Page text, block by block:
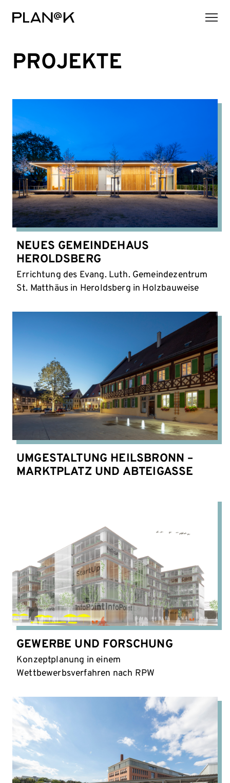
PROJEKTE
NEUES GEMEINDEHAUS
HEROLDSBERG
Errichtung des Evang. Luth. Gemeindezentrum
St. Matthäus in Heroldsberg in Holzbauweise
UMGESTALTUNG HEILSBRONN –
MARKTPLATZ UND ABTEIGASSE
GEWERBE UND FORSCHUNG
Konzeptplanung in einem
Wettbewerbsverfahren nach RPW